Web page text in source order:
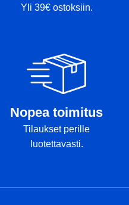
Yli 39€ ostoksiin.
Nopea toimitus
Tilaukset perille
luotettavasti.